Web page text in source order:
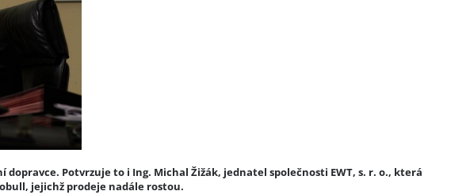
Potvrzuje to i Ing. Michal Žižák, jednatel společnosti EWT, s. r. o., která
jejichž prodeje nadále rostou.